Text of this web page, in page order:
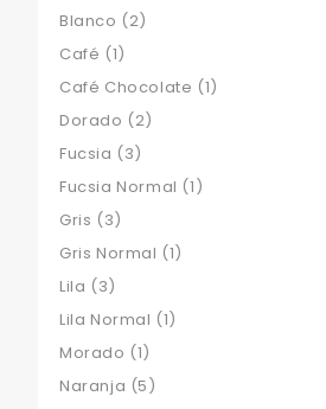
Blanco (2)
Café (1)
Café Chocolate (1)
Dorado (2)
Fucsia (3)
Fucsia Normal (1)
Gris (3)
Gris Normal (1)
Lila (3)
Lila Normal (1)
Morado (1)
Naranja (5)